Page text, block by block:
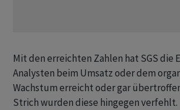
Mit den erreichten Zahlen hat SGS die
Analysten beim Umsatz oder dem
Wachstum erreicht oder gar
Strich wurden diese hingegen verfehlt.